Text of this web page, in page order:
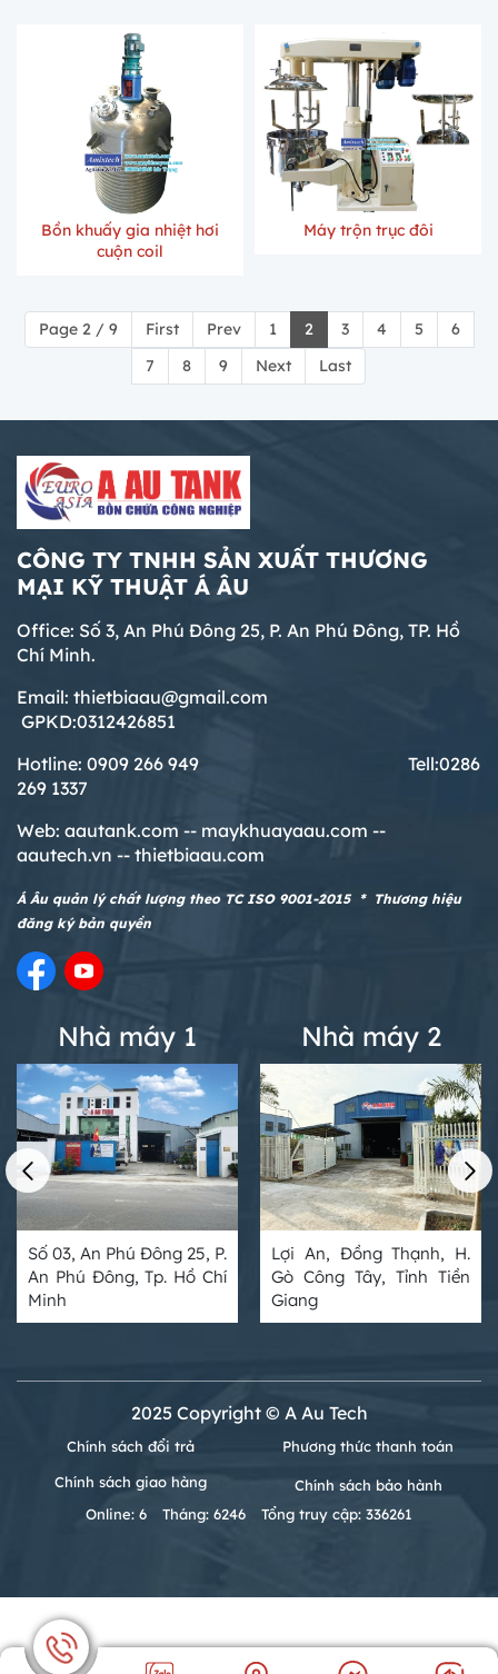
Bồn khuấy gia nhiệt hơi
cuộn coil
Máy trộn trục đôi
Page 2 / 9 First Prev 1 2 3 4 5
6
7
8 9 Next Last
CÔNG TY TNHH SẢN XUẤT THƯƠNG
MẠI KỸ THUẬT Á ÂU
Office: Số 3, An Phú Đông 25, P. An Phú Đông, TP. Hồ
Chí Minh.
Email: thietbiaau@gmail.com
GPKD:0312426851
Hotline: 0909 266 949 Tell:0286
269 1337
Web: aautank.com -- maykhuayaau.com --
aautech.vn -- thietbiaau.com
Á Âu quản lý chất lượng theo TC ISO 9001-2015 * Thương hiệu
đăng ký bản quyền
Nhà máy 1
Số 03, An Phú Đông 25, P.
An Phú Đông, Tp. Hồ Chí
Minh
Nhà máy 2
Lợi An, Đồng Thạnh, H.
Gò Công Tây, Tỉnh Tiền
Giang
2025 Copyright © A Au Tech
Chính sách đổi trả
Phương thức thanh toán
Chính sách giao hàng
Chính sách bảo hành
Online: 6
Tháng: 6246 Tổng truy cập: 336261